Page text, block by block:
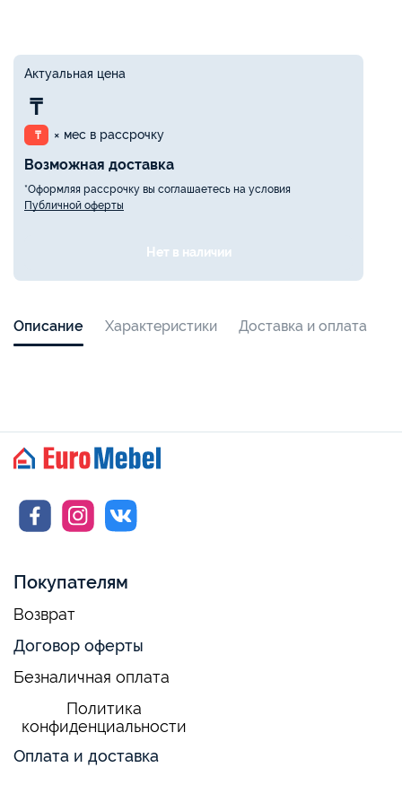
Актуальная цена
₸
₸ × мес в рассрочку
Возможная доставка
*Оформляя рассрочку вы соглашаетесь на условия
Публичной оферты
Нет в наличии
Описание Характеристики Доставка и оплата
Покупателям
Возврат
Договор оферты
Безналичная оплата
Политика
конфиденциальности
Оплата и доставка